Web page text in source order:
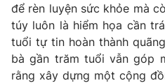
để rèn luyện sức khỏe mà
túy luôn là hiểm họa cần
tuổi tự tin hoàn thành
bà gần trăm tuổi vẫn góp
rằng xây dựng một cộng